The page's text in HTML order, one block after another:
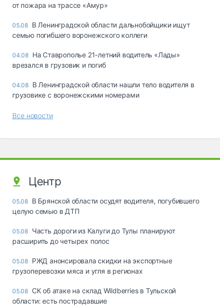
от пожара на трассе «Амур»
05.08 В Ленинградской области дальнобойщики ищут
семью погибшего воронежского коллеги
04.08 На Ставрополье 21-летний водитель «Лады»
врезался в грузовик и погиб
04.08 В Ленинградской области нашли тело водителя в
грузовике с воронежскими номерами
Все новости
Центр
05.08 В Брянской области осудят водителя, погубившего
целую семью в ДТП
05.08 Часть дороги из Калуги до Тулы планируют
расширить до четырех полос
05.08 РЖД анонсировала скидки на экспортные
грузоперевозки мяса и угля в регионах
05.08 СК об атаке на склад Wildberries в Тульской
области: есть пострадавшие